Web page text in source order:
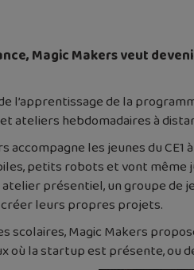
Magic Makers veut
l’apprentissage de la
ateliers hebdomadaires à
accompagne les jeunes du
petits robots et vont même
présentiel, un groupe de
leurs propres projets.
scolaires, Magic Makers
où la startup est présente, ou